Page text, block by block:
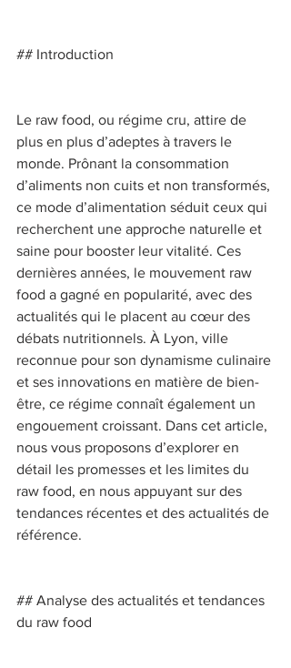
## Introduction
Le raw food, ou régime cru, attire de
plus en plus d’adeptes à travers le
monde. Prônant la consommation
d’aliments non cuits et non transformés,
ce mode d’alimentation séduit ceux qui
recherchent une approche naturelle et
saine pour booster leur vitalité. Ces
dernières années, le mouvement raw
food a gagné en popularité, avec des
actualités qui le placent au cœur des
débats nutritionnels. À Lyon, ville
reconnue pour son dynamisme culinaire
et ses innovations en matière de bien-
être, ce régime connaît également un
engouement croissant. Dans cet article,
nous vous proposons d’explorer en
détail les promesses et les limites du
raw food, en nous appuyant sur des
tendances récentes et des actualités de
référence.
## Analyse des actualités et tendances
du raw food